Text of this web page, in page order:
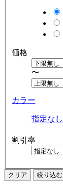
価格
〜
カラー
指定なし
割引率
クリア 絞り込む